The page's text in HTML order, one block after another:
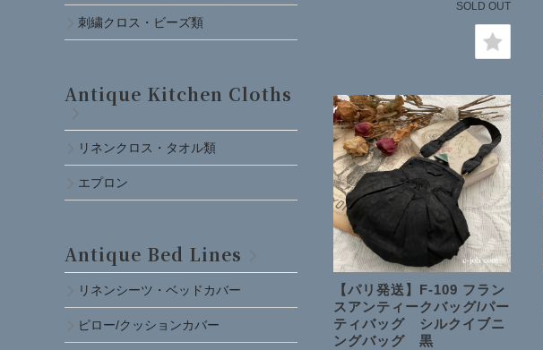
SOLD OUT
【パリ発送】F-109 フラン
スアンティークバッグ/パー
ティバッグ シルクイブニ
ングバッグ 黒
刺繍クロス・ビーズ類
Antique Kitchen Cloths
リネンクロス・タオル類
エプロン
Antique Bed Lines
リネンシーツ・ベッドカバー
ピロー/クッションカバー